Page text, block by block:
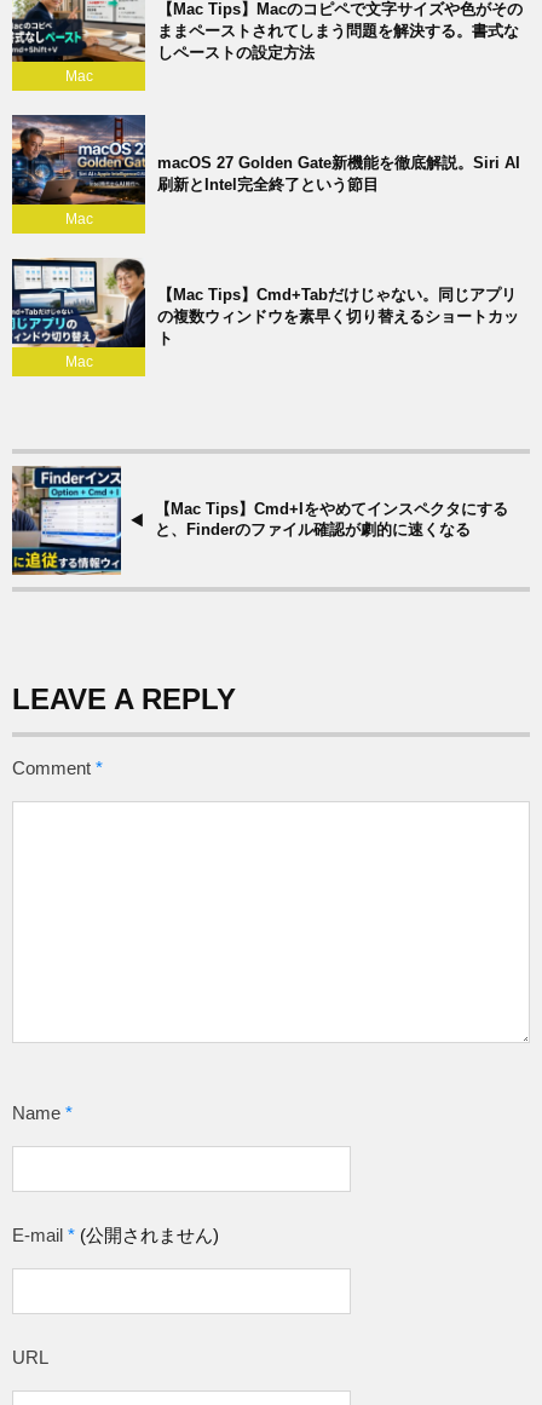
Mac
【Mac Tips】Macのコピペで文字サイズや色がその
ままペーストされてしまう問題を解決する。書式な
しペーストの設定方法
Mac
macOS 27 Golden Gate新機能を徹底解説。Siri AI
刷新とIntel完全終了という節目
Mac
【Mac Tips】Cmd+Tabだけじゃない。同じアプリ
の複数ウィンドウを素早く切り替えるショートカッ
ト
【Mac Tips】Cmd+Iをやめてインスペクタにする
と、Finderのファイル確認が劇的に速くなる
LEAVE A REPLY
Comment *
Name *
E-mail * (公開されません)
URL